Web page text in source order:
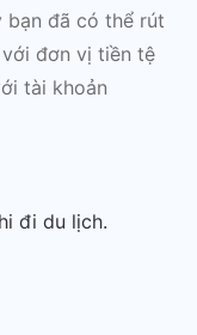
bạn đã có thể rút
đơn vị tiền tệ
tài khoản
đi du lịch.